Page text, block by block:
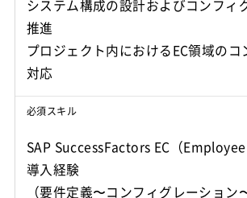
システム構成の設計およびコンフィ
推進
プロジェクト内におけるEC領域の
対応
必須スキル
SAP SuccessFactors EC（
導入経験
（要件定義〜コンフィグレーション